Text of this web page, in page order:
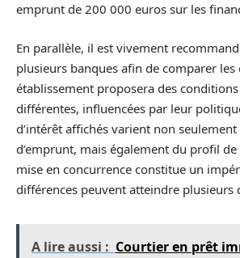
emprunt de 200 000 euros sur les
En parallèle, il est vivement
plusieurs banques afin de comparer les
établissement proposera des
différentes, influencées par leur
d’intérêt affichés varient non
d’emprunt, mais également du profil de
mise en concurrence constitue un
différences peuvent atteindre plusieurs
A lire aussi : Courtier en prêt